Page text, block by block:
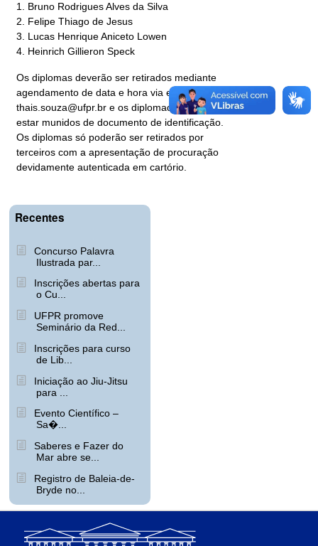
1. Bruno Rodrigues Alves da Silva
2. Felipe Thiago de Jesus
3. Lucas Henrique Aniceto Lowen
4. Heinrich Gillieron Speck
Os diplomas deverão ser retirados mediante
agendamento de data e hora via e-mail:
thais.souza@ufpr.br e os diplomados deverão
estar munidos de documento de identificação.
Os diplomas só poderão ser retirados por
terceiros com a apresentação de procuração
devidamente autenticada em cartório.
Recentes
Concurso Palavra
Ilustrada par...
Inscrições abertas para
o Cu...
UFPR promove
Seminário da Red...
Inscrições para curso
de Lib...
Iniciação ao Jiu-Jitsu
para ...
Evento Científico –
Sa�...
Saberes e Fazer do
Mar abre se...
Registro de Baleia-de-
Bryde no...